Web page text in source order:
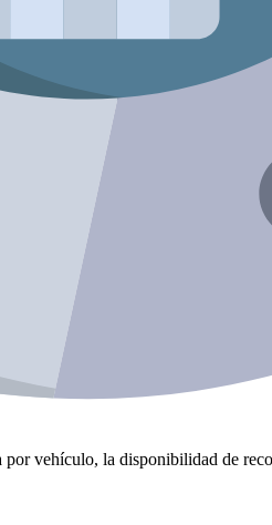
vehículo, la disponibilidad de